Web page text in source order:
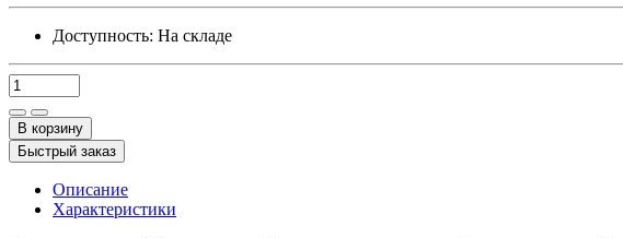
Доступность: На складе
В корзину
Быстрый заказ
Описание
Характеристики